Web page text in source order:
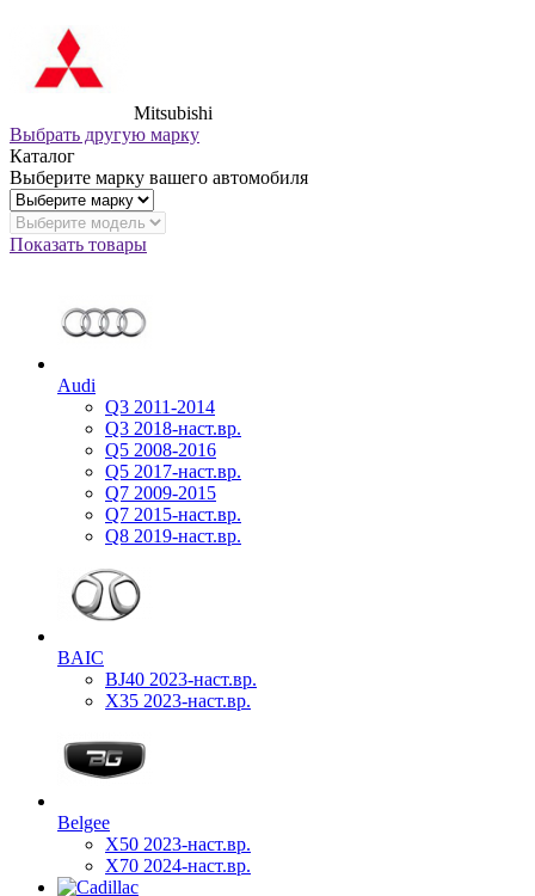
Mitsubishi
Выбрать другую марку
Каталог
Выберите марку вашего автомобиля
Показать товары
Audi
Q3 2011-2014
Q3 2018-наст.вр.
Q5 2008-2016
Q5 2017-наст.вр.
Q7 2009-2015
Q7 2015-наст.вр.
Q8 2019-наст.вр.
BAIC
BJ40 2023-наст.вр.
X35 2023-наст.вр.
Belgee
X50 2023-наст.вр.
X70 2024-наст.вр.